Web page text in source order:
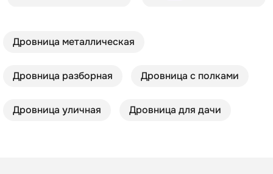
Дровница металлическая
Дровница разборная Дровница с полками
Дровница уличная Дровница для дачи